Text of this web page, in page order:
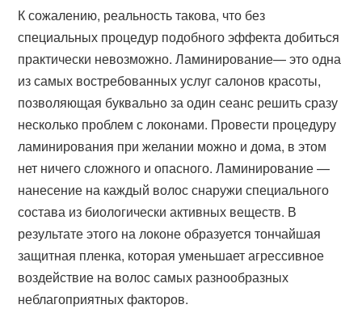
К сожалению, реальность такова, что без
специальных процедур подобного эффекта добиться
практически невозможно. Ламинирование— это одна
из самых востребованных услуг салонов красоты,
позволяющая буквально за один сеанс решить сразу
несколько проблем с локонами. Провести процедуру
ламинирования при желании можно и дома, в этом
нет ничего сложного и опасного. Ламинирование —
нанесение на каждый волос снаружи специального
состава из биологически активных веществ. В
результате этого на локоне образуется тончайшая
защитная пленка, которая уменьшает агрессивное
воздействие на волос самых разнообразных
неблагоприятных факторов.